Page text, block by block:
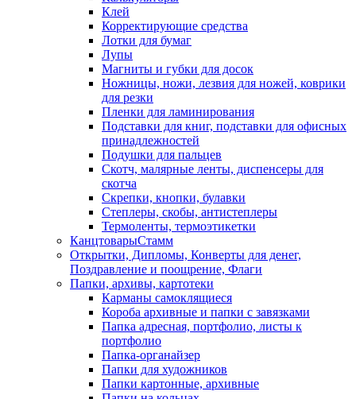
Клей
Корректирующие средства
Лотки для бумаг
Лупы
Магниты и губки для досок
Ножницы, ножи, лезвия для ножей, коврики
для резки
Пленки для ламинирования
Подставки для книг, подставки для офисных
принадлежностей
Подушки для пальцев
Скотч, малярные ленты, диспенсеры для
скотча
Скрепки, кнопки, булавки
Степлеры, скобы, антистеплеры
Термоленты, термоэтикетки
КанцтоварыСтамм
Открытки, Дипломы, Конверты для денег,
Поздравление и поощрение, Флаги
Папки, архивы, картотеки
Карманы самоклящиеся
Короба архивные и папки с завязками
Папка адресная, портфолио, листы к
портфолио
Папка-органайзер
Папки для художников
Папки картонные, архивные